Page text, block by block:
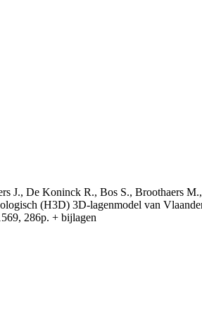
J., De Koninck R., Bos S., Broothaers
(H3D) 3D-lagenmodel van
286p. + bijlagen